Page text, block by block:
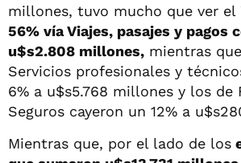
millones, tuvo mucho que ver el
56% vía Viajes, pasajes y pagos
u$s2.808 millones, mientras
Servicios profesionales y
6% a u$s5.768 millones y los de
Seguros cayeron un 12% a
Mientras que, por el lado de los